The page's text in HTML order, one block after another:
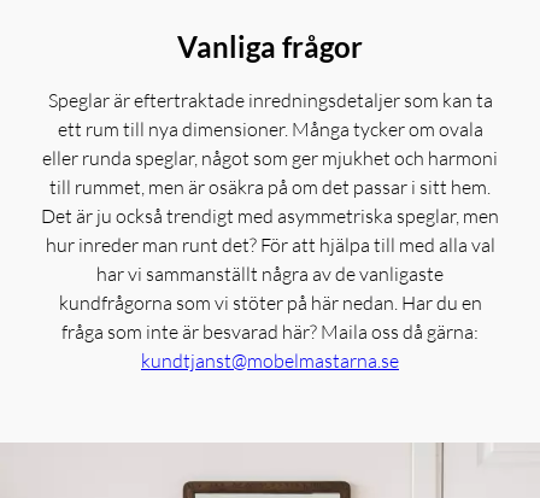
Vanliga frågor
Speglar är eftertraktade inredningsdetaljer som kan ta
ett rum till nya dimensioner. Många tycker om ovala
eller runda speglar, något som ger mjukhet och harmoni
till rummet, men är osäkra på om det passar i sitt hem.
Det är ju också trendigt med asymmetriska speglar, men
hur inreder man runt det? För att hjälpa till med alla val
har vi sammanställt några av de vanligaste
kundfrågorna som vi stöter på här nedan. Har du en
fråga som inte är besvarad här? Maila oss då gärna:
kundtjanst@mobelmastarna.se